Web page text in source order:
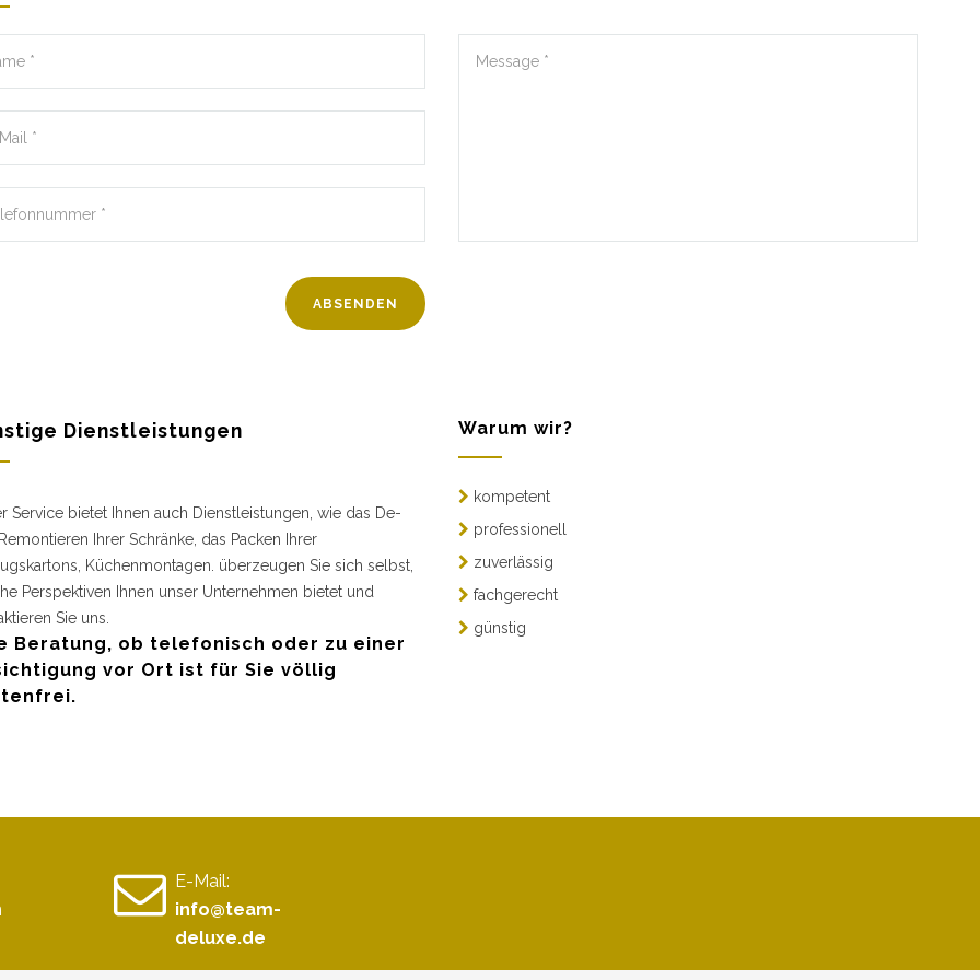
Dienstleistungen
Service bietet Ihnen auch Dienstleistungen, wie das De-
Ihrer Schränke, das Packen Ihrer
Küchenmontagen. überzeugen Sie sich selbst,
Perspektiven Ihnen unser Unternehmen bietet und
Sie uns.
Beratung, ob telefonisch oder zu einer
vor Ort ist für Sie völlig
Warum wir?
kompetent
professionell
zuverlässig
fachgerecht
günstig
E-Mail:
info@team-
deluxe.de